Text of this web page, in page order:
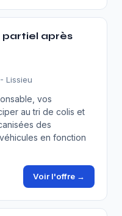
partiel après
Lissieu
vos
au tri de colis et
des
en fonction
Voir l'offre →